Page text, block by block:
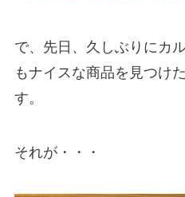
で、先日、久しぶりにカ
もナイスな商品を見つけ
す。
それが・・・